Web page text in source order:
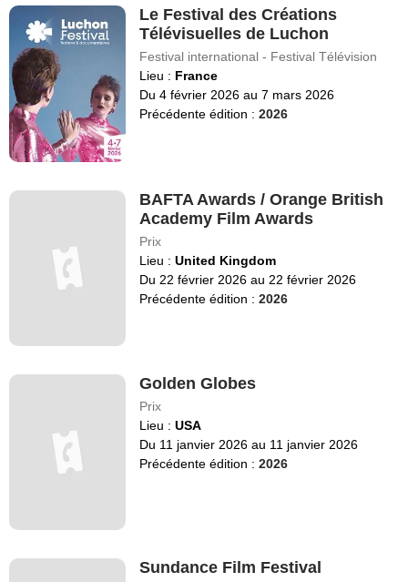
Le Festival des Créations
Télévisuelles de Luchon
Festival international - Festival Télévision
Lieu : France
Du 4 février 2026 au 7 mars 2026
Précédente édition :2026
BAFTA Awards / Orange British
Academy Film Awards
Prix
Lieu :United Kingdom
Du 22 février 2026 au 22 février 2026
Précédente édition :2026
Golden Globes
Prix
Lieu :USA
Du 11 janvier 2026 au 11 janvier 2026
Précédente édition :2026
Sundance Film Festival